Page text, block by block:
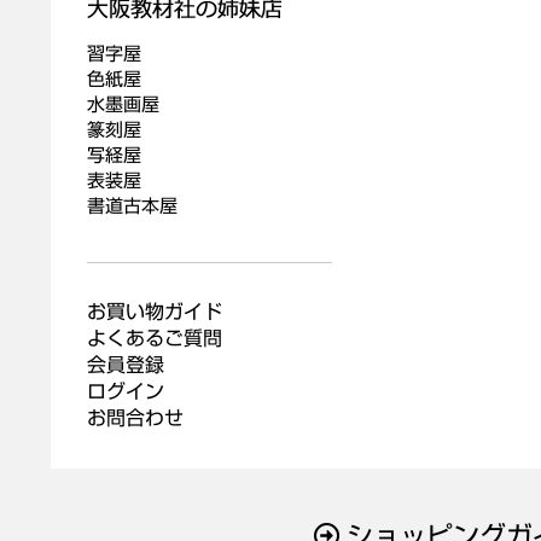
習字屋
色紙屋
水墨画屋
篆刻屋
写経屋
表装屋
書道古本屋
お買い物ガイド
よくあるご質問
会員登録
ログイン
お問合わせ